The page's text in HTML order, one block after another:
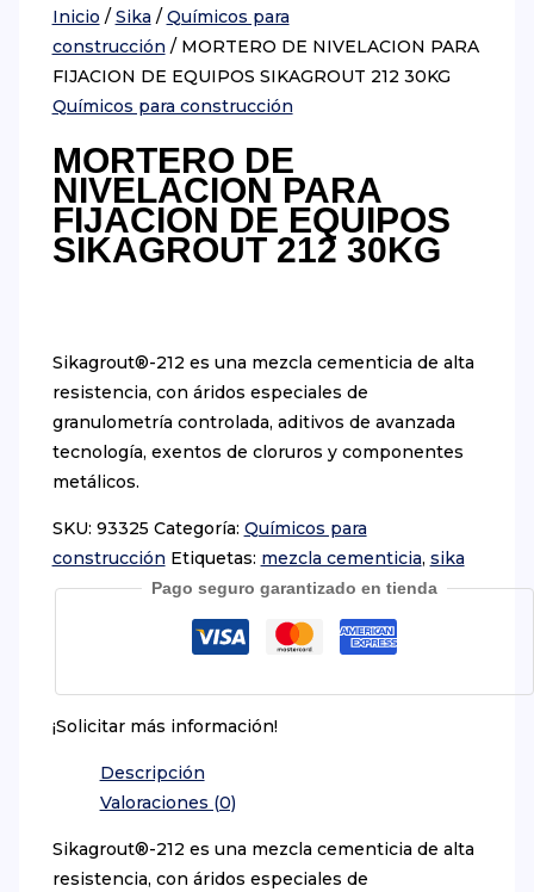
Inicio / Sika / Químicos para
construcción / MORTERO DE NIVELACION PARA
FIJACION DE EQUIPOS SIKAGROUT 212 30KG
Químicos para construcción
MORTERO DE
NIVELACION PARA
FIJACION DE EQUIPOS
SIKAGROUT 212 30KG
Sikagrout®-212 es una mezcla cementicia de alta
resistencia, con áridos especiales de
granulometría controlada, aditivos de avanzada
tecnología, exentos de cloruros y componentes
metálicos.
SKU: 93325 Categoría: Químicos para
construcción Etiquetas: mezcla cementicia, sika
Pago seguro garantizado en tienda
¡Solicitar más información!
Descripción
Valoraciones (0)
Sikagrout®-212 es una mezcla cementicia de alta
resistencia, con áridos especiales de